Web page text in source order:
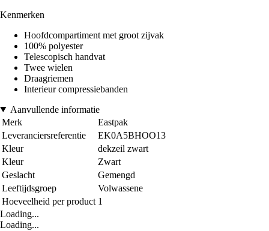
Kenmerken
Hoofdcompartiment met groot zijvak
100% polyester
Telescopisch handvat
Twee wielen
Draagriemen
Interieur compressiebanden
Aanvullende informatie
Merk
Eastpak
Leveranciersreferentie
EK0A5BHOO13
Kleur
dekzeil zwart
Kleur
Zwart
Geslacht
Gemengd
Leeftijdsgroep
Volwassene
Hoeveelheid per product 1
Loading...
Loading...